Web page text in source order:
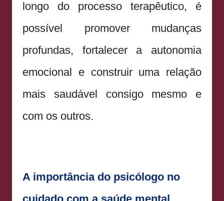
longo do processo terapêutico, é
possível promover mudanças
profundas, fortalecer a autonomia
emocional e construir uma relação
mais saudável consigo mesmo e
com os outros.
A importância do psicólogo no